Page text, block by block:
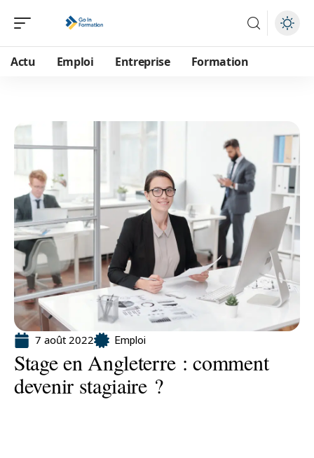
Actu Emploi Entreprise Formation
7 août 2022 Emploi
Stage en Angleterre : comment
devenir stagiaire ?